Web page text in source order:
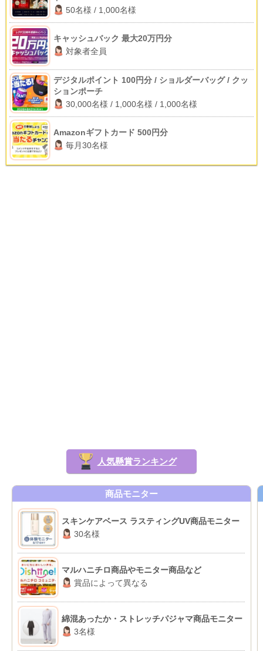
50名様 / 1,000名様
キャッシュバック 最大20万円分
対象者全員
デジタルポイント 100円分 / ショルダーバッグ / クッ
ションポーチ
30,000名様 / 1,000名様 / 1,000名様
Amazonギフトカード 500円分
毎月30名様
人気懸賞ランキング
商品モニター
スキンケアベース ラスティングUV商品モニター
30名様
マルハニチロ商品やモニター商品など
賞品によって異なる
綿混あったか・ストレッチパジャマ商品モニター
3名様